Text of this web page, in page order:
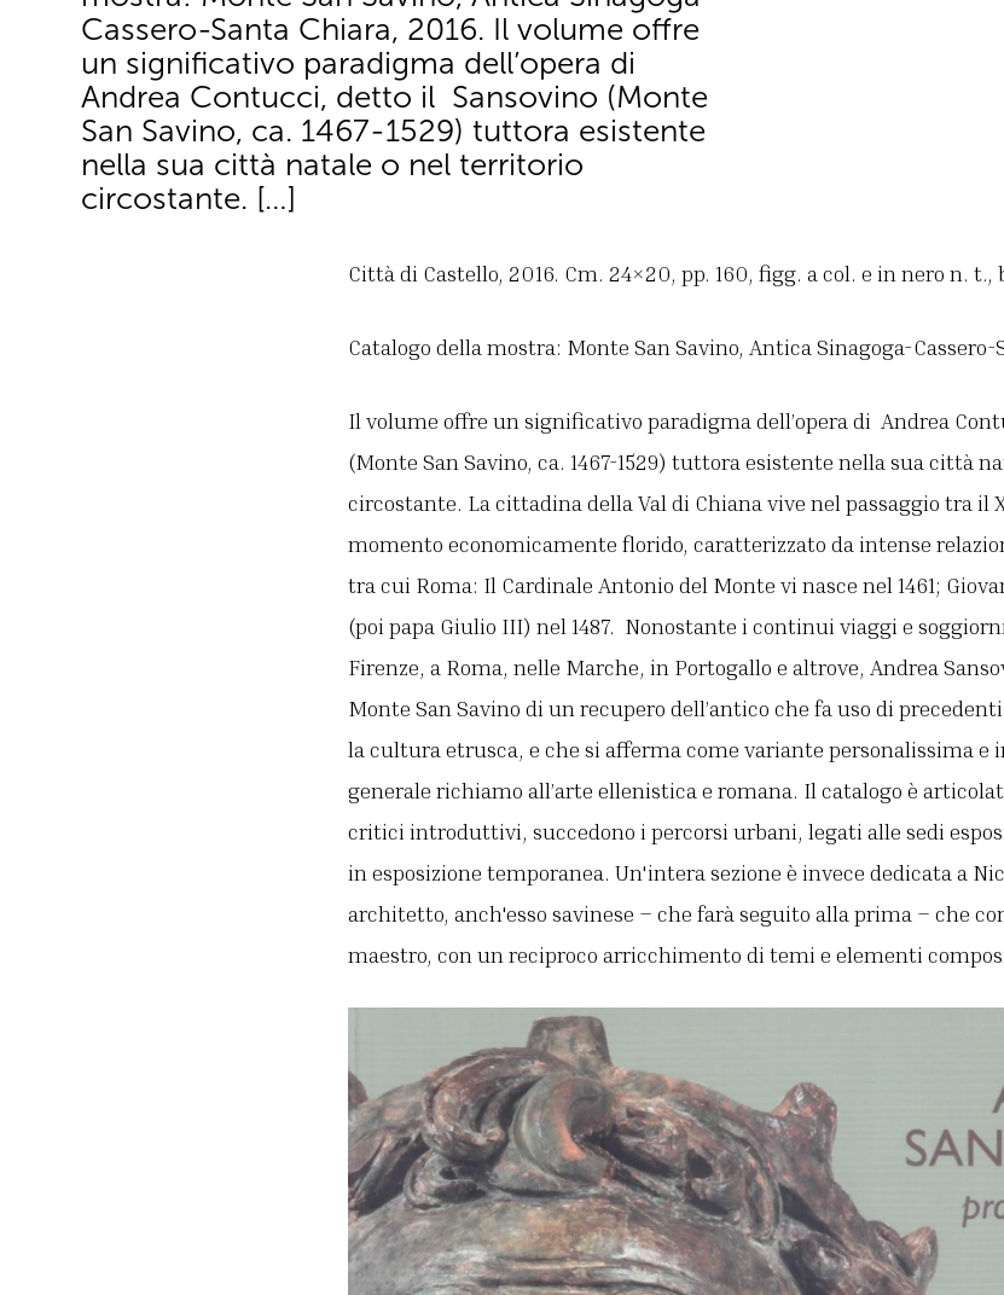
Cassero-Santa Chiara, 2016. Il volume offre
un significativo paradigma dell’opera di
Andrea Contucci, detto il Sansovino (Monte
San Savino, ca. 1467-1529) tuttora esistente
nella sua città natale o nel territorio
circostante. […]
Città di Castello, 2016. Cm. 24×20, pp. 160, figg. a col. e in nero n. t.,
Catalogo della mostra: Monte San Savino, Antica Sinagoga-Cassero-
Il volume offre un significativo paradigma dell’opera di Andrea
(Monte San Savino, ca. 1467-1529) tuttora esistente nella sua città
circostante. La cittadina della Val di Chiana vive nel passaggio tra il
momento economicamente florido, caratterizzato da intense
tra cui Roma: Il Cardinale Antonio del Monte vi nasce nel 1461;
(poi papa Giulio III) nel 1487. Nonostante i continui viaggi e
Firenze, a Roma, nelle Marche, in Portogallo e altrove, Andrea
Monte San Savino di un recupero dell’antico che fa uso di
la cultura etrusca, e che si afferma come variante personalissima e
generale richiamo all’arte ellenistica e romana. Il catalogo è
critici introduttivi, succedono i percorsi urbani, legati alle sedi
in esposizione temporanea. Un'intera sezione è invece dedicata a
architetto, anch'esso savinese – che farà seguito alla prima – che
maestro, con un reciproco arricchimento di temi e elementi